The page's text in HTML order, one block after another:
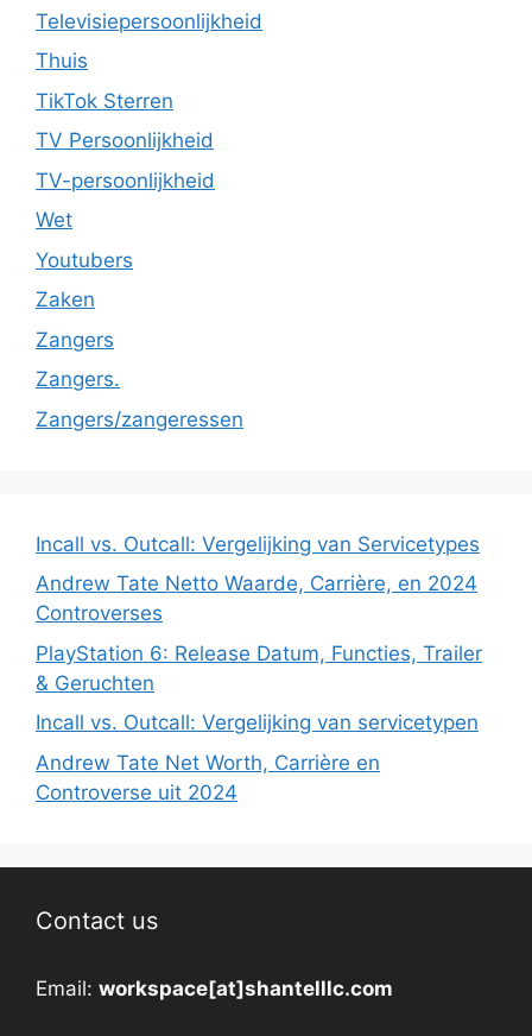
Televisiepersoonlijkheid
Thuis
TikTok Sterren
TV Persoonlijkheid
TV-persoonlijkheid
Wet
Youtubers
Zaken
Zangers
Zangers.
Zangers/zangeressen
Incall vs. Outcall: Vergelijking van Servicetypes
Andrew Tate Netto Waarde, Carrière, en 2024
Controverses
PlayStation 6: Release Datum, Functies, Trailer
& Geruchten
Incall vs. Outcall: Vergelijking van servicetypen
Andrew Tate Net Worth, Carrière en
Controverse uit 2024
Contact us
Email: workspace[at]shantelllc.com